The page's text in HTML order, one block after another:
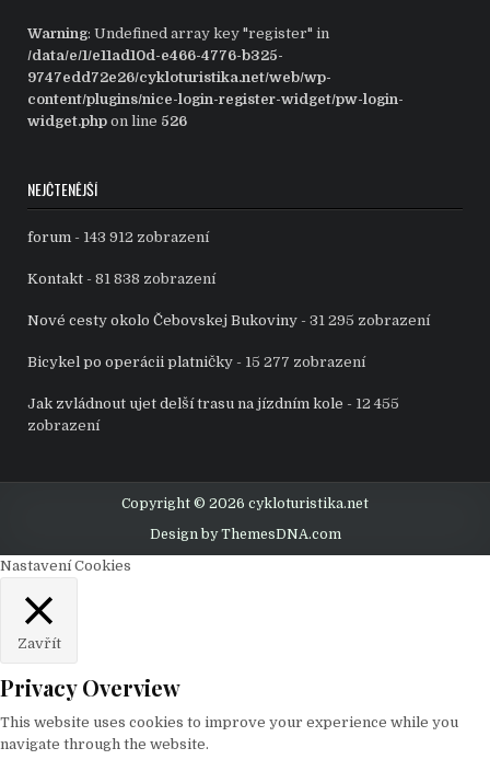
Warning: Undefined array key "register" in
/data/e/1/e11ad10d-e466-4776-b325-
9747edd72e26/cykloturistika.net/web/wp-
content/plugins/nice-login-register-widget/pw-login-
widget.php on line 526
NEJČTENĚJŠÍ
forum - 143 912 zobrazení
Kontakt - 81 838 zobrazení
Nové cesty okolo Čebovskej Bukoviny - 31 295 zobrazení
Bicykel po operácii platničky - 15 277 zobrazení
Jak zvládnout ujet delší trasu na jízdním kole - 12 455
zobrazení
Copyright © 2026 cykloturistika.net
Design by ThemesDNA.com
Nastavení Cookies
Zavřít
Privacy Overview
This website uses cookies to improve your experience while you
navigate through the website.